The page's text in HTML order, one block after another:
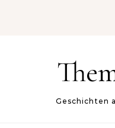
Geschichten